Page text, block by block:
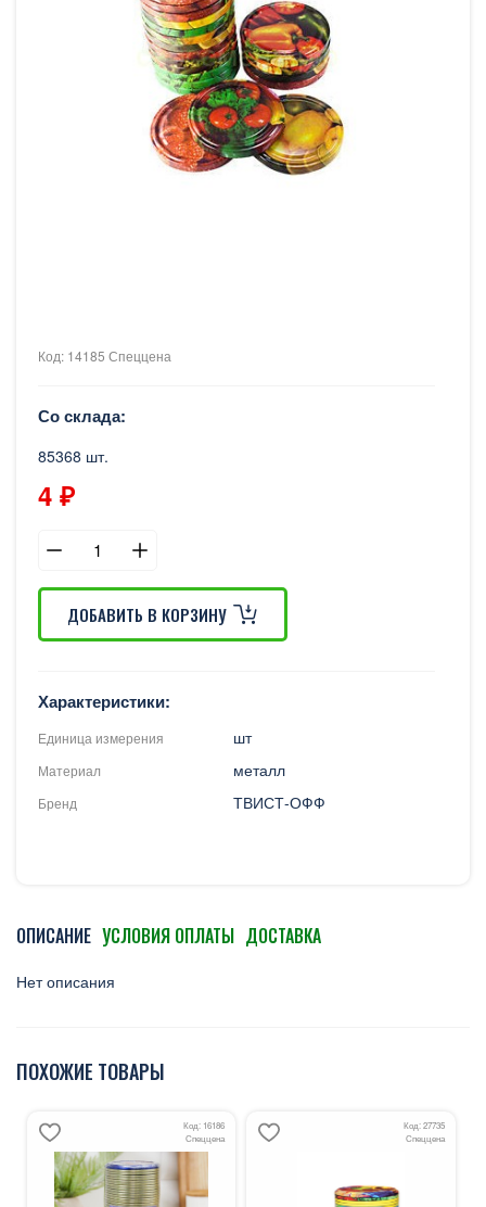
Код: 14185 Спеццена
Со склада:
85368 шт.
4 ₽
ДОБАВИТЬ В КОРЗИНУ
Характеристики:
Единица измерения шт
Материал металл
Бренд ТВИСТ-ОФФ
ОПИСАНИЕ УСЛОВИЯ ОПЛАТЫ ДОСТАВКА
Нет описания
ПОХОЖИЕ ТОВАРЫ
Код: 16186
Спеццена
Код: 27735
Спеццена